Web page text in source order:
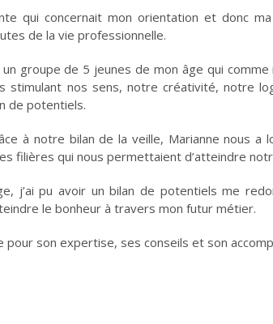
qui concernait mon orientation et donc
de la vie professionnelle.
un groupe de 5 jeunes de mon âge qui
stimulant nos sens, notre créativité, notre
de potentiels.
à notre bilan de la veille, Marianne nous a
filières qui nous permettaient d’atteindre
j’ai pu avoir un bilan de potentiels me
le bonheur à travers mon futur métier.
pour son expertise, ses conseils et son